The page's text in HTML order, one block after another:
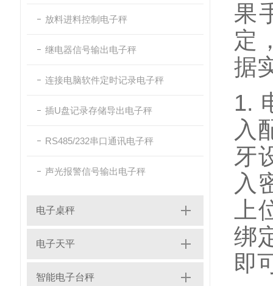
放料进料控制电子秤
继电器信号输出电子秤
连接电脑软件定时记录电子秤
插U盘记录存储导出电子秤
RS485/232串口通讯电子秤
声光报警信号输出电子秤
电子桌秤
电子天平
智能电子台秤
果
定
据
1.
入
牙
入
绑
即